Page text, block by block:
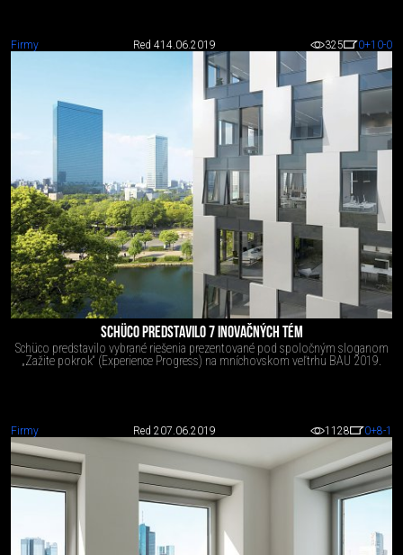
Firmy Red 414.06.2019 325 0+10-0
SCHÜCO PREDSTAVILO 7 INOVAČNÝCH TÉM
Schüco predstavilo vybrané riešenia prezentované pod spoločným sloganom
„Zažite pokrok“ (Experience Progress) na mníchovskom veľtrhu BAU 2019.
Firmy Red 2 07.06.2019 1128 0+8-1